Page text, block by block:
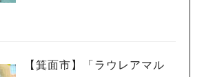
【箕面市】「ラウレアマル